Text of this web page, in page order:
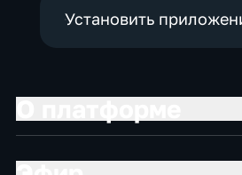
Установить